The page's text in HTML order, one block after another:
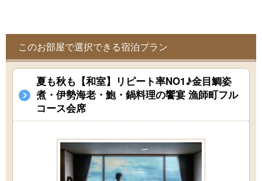
このお部屋で選択できる宿泊プラン
夏も秋も【和室】リピート率NO1♪金目鯛姿
煮・伊勢海老・鮑・鍋料理の饗宴 漁師町フル
コース会席